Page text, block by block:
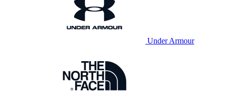
Under Armour